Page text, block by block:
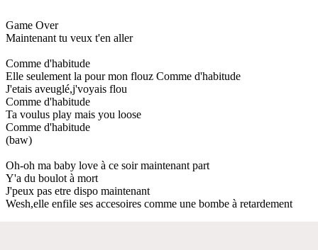
Game Over
Maintenant tu veux t'en aller
Comme d'habitude
Elle seulement la pour mon flouz Comme d'habitude
J'etais aveuglé,j'voyais flou
Comme d'habitude
Ta voulus play mais you loose
Comme d'habitude
(baw)
Oh-oh ma baby love à ce soir maintenant part
Y'a du boulot à mort
J'peux pas etre dispo maintenant
Wesh,elle enfile ses accesoires comme une bombe à retardement